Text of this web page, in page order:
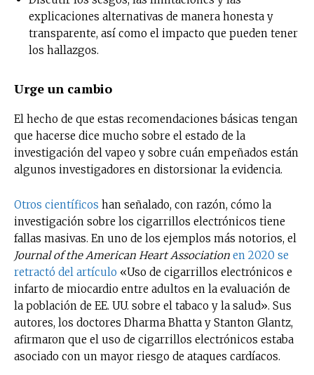
explicaciones alternativas de manera honesta y
transparente, así como el impacto que pueden tener
los hallazgos.
Urge un cambio
El hecho de que estas recomendaciones básicas tengan
que hacerse dice mucho sobre el estado de la
investigación del vapeo y sobre cuán empeñados están
algunos investigadores en distorsionar la evidencia.
Otros científicos han señalado, con razón, cómo la
investigación sobre los cigarrillos electrónicos tiene
fallas masivas. En uno de los ejemplos más notorios, el
Journal of the American Heart Association en 2020 se
retractó del artículo «Uso de cigarrillos electrónicos e
infarto de miocardio entre adultos en la evaluación de
la población de EE. UU. sobre el tabaco y la salud». Sus
autores, los doctores Dharma Bhatta y Stanton Glantz,
afirmaron que el uso de cigarrillos electrónicos estaba
asociado con un mayor riesgo de ataques cardíacos.